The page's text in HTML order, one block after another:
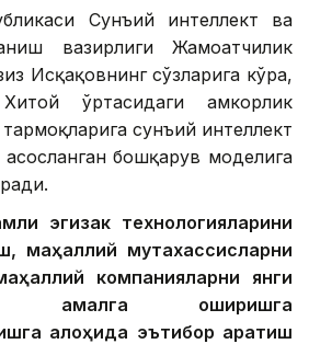
Сунъий интеллект ва
вазирлиги Жамоатчилик
Исқақовнинг сўзларига кўра,
ўртасидаги ҳамкорлик
сунъий интеллект
бошқарув моделига
эгизак технологияларини
маҳаллий мутахассисларни
компанияларни янги
амалга оширишга
алоҳида эътибор қаратиш